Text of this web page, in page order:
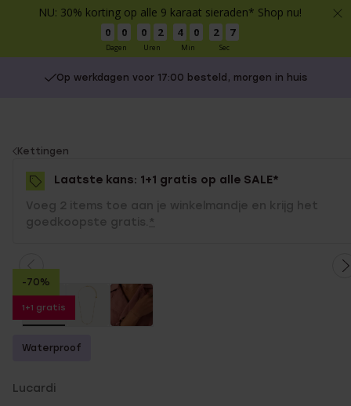
NU: 30% korting op alle 9 karaat sieraden* Shop nu!
0 0
Dagen
0 2
Uren
4 0
Min
2 7
Sec
Op werkdagen voor 17:00 besteld, morgen in huis
You
are
here:
Kettingen
Laatste kans: 1+1 gratis op alle SALE*
Voeg 2 items toe aan je winkelmandje en krijg het
goedkoopste gratis. *
-70%
1+1 gratis
Waterproof
Lucardi